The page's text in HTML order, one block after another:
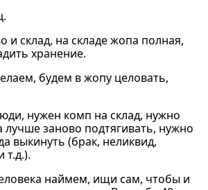
и склад, на складе жопа полная,
хранение.
будем в жопу целовать,
нужен комп на склад, нужно
лучше заново подтягивать, нужно
выкинуть (брак, неликвид,
т.д.).
наймем, ищи сам, чтобы и